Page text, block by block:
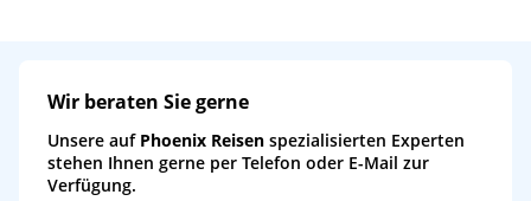
Wir beraten Sie gerne
Unsere auf Phoenix Reisen spezialisierten Experten
stehen Ihnen gerne per Telefon oder E-Mail zur
Verfügung.